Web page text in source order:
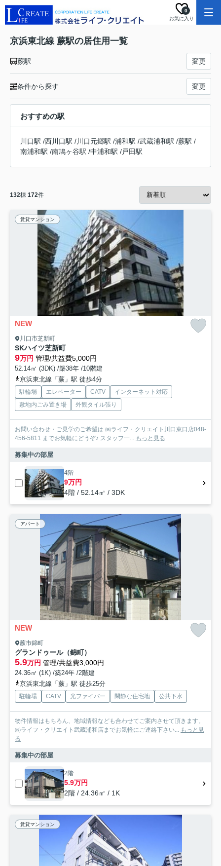
お気に入り
0
京浜東北線 蕨駅の居住用一覧
蕨駅 変更
条件から探す 変更
おすすめの駅
川口駅 /西川口駅 /川口元郷駅 /浦和駅 /武蔵浦和駅 /蕨駅 /
南浦和駅 /南鳩ヶ谷駅 /中浦和駅 /戸田駅
132棟 172件
賃貸マンション
NEW
川口市芝新町
SKハイツ芝新町
9万円 管理/共益費5,000円
52.14㎡ (3DK) /築38年 /10階建
京浜東北線「蕨」駅 徒歩4分
駐輪場 エレベーター CATV
インターネット対応
敷地内ごみ置き場
外観タイル張り
お問い合わせ・ご見学のご希望は ㈱ライフ・クリエイト川口東口店048-
456-5811 までお気軽にどうぞ♪ スタッフ一... もっと見る
募集中の部屋
4階
9万円
4階 / 52.14㎡ / 3DK
アパート
NEW
蕨市錦町
グランドゥール（錦町）
5.9万円 管理/共益費3,000円
24.36㎡ (1K) /築24年 /2階建
京浜東北線「蕨」駅 徒歩25分
駐輪場 CATV 光ファイバー 閑静な住宅地 公共下水
物件情報はもちろん、地域情報なども合わせてご案内させて頂きます。
㈱ライフ・クリエイト武蔵浦和店までお気軽にご連絡下さい... もっと見
る
募集中の部屋
2階
5.9万円
2階 / 24.36㎡ / 1K
賃貸マンション